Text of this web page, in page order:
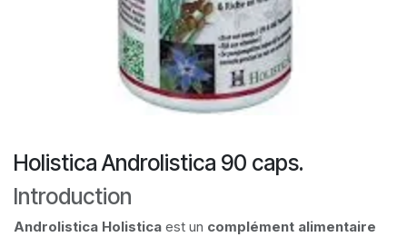
Holistica Androlistica 90 caps.
Introduction
Androlistica Holistica est un complément alimentaire